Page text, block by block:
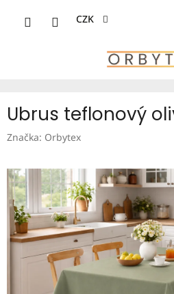
CZK
Ubrus teflonový
Značka: Orbytex